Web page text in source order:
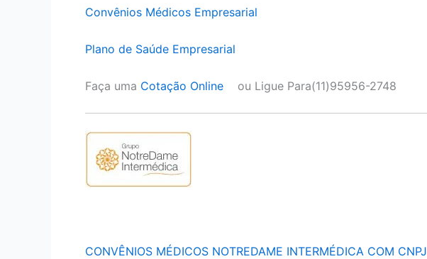
Convênios Médicos Empresarial
Plano de Saúde Empresarial
Faça uma Cotação Online ou Ligue Para(11)95956-2748
CONVÊNIOS MÉDICOS NOTREDAME INTERMÉDICA COM CNPJ